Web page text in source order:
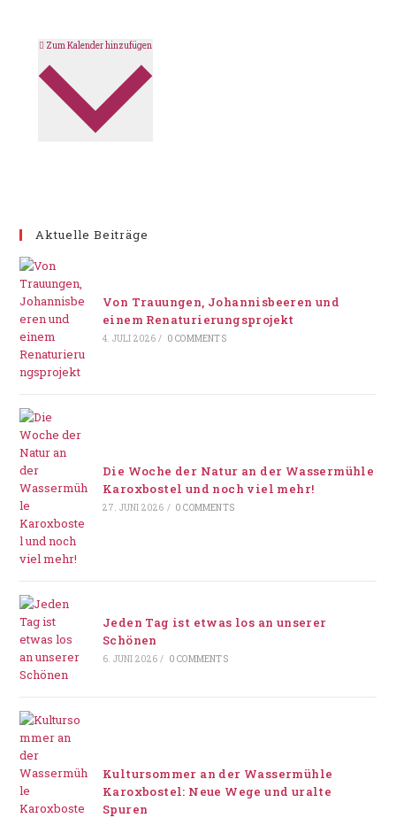
Aktuelle Beiträge
Von Trauungen, Johannisbeeren und
einem Renaturierungsprojekt
4. JULI 2026 / 0 COMMENTS
Die Woche der Natur an der Wassermühle
Karoxbostel und noch viel mehr!
27. JUNI 2026 / 0 COMMENTS
Jeden Tag ist etwas los an unserer
Schönen
6. JUNI 2026 / 0 COMMENTS
Kultursommer an der Wassermühle
Karoxbostel: Neue Wege und uralte
Spuren